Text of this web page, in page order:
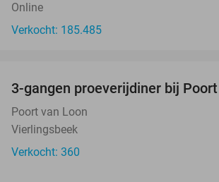
Online
Verkocht: 185.485
3-gangen proeverijdiner bij
Poort van Loon
Vierlingsbeek
Verkocht: 360